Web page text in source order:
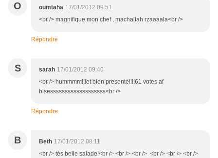
O oumtaha 17/01/2012 09:51
<br /> magnifique mon chef , machallah rzaaaala<br />
Répondre
S sarah 17/01/2012 09:40
<br /> hummmm!!!et bien presenté!!!!61 votes af
bisesssssssssssssssssss<br />
Répondre
B Beth 17/01/2012 08:11
<br /> tès belle salade!<br /> <br /> <br /> <br /> <br /> <br />